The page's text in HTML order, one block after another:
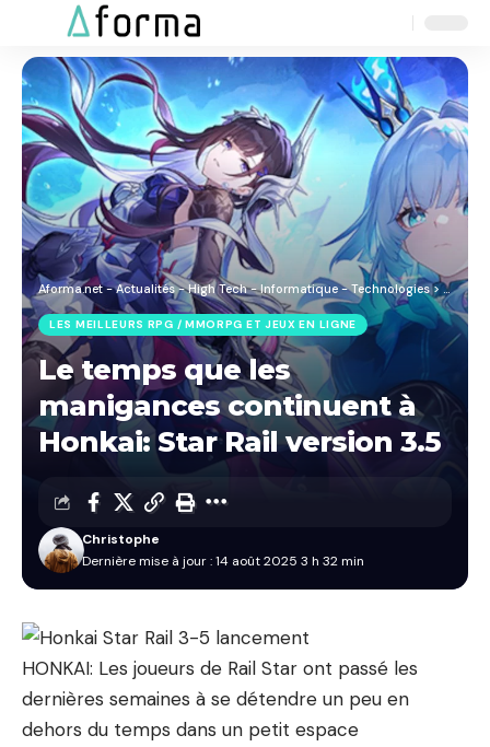
Resizer
Aforma.net - Actualités - High Tech - Informatique - Technologies>Blog
LES MEILLEURS RPG / MMORPG ET JEUX EN LIGNE
Le temps que les
manigances continuent à
Honkai: Star Rail version 3.5
Dernière mise à jour : 14 août 2025 3 h 32 min
Christophe
HONKAI: Les joueurs de Rail Star ont passé les
dernières semaines à se détendre un peu en
dehors du temps dans un petit espace